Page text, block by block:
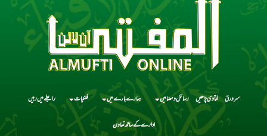
سرورق فتاوی پڑھیں رسائل و مضامین ہمارے بارے میں فلکیات رابطے میں رہیں
ادارے کے ساتھ تعاون